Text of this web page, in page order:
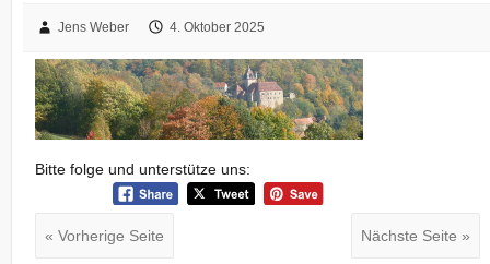
Jens Weber 4. Oktober 2025
Bitte folge und unterstütze uns:
« Vorherige Seite Nächste Seite »